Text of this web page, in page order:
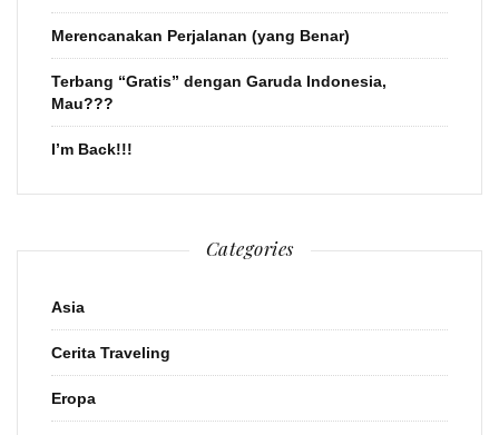
Merencanakan Perjalanan (yang Benar)
Terbang “Gratis” dengan Garuda Indonesia,
Mau???
I’m Back!!!
Categories
Asia
Cerita Traveling
Eropa